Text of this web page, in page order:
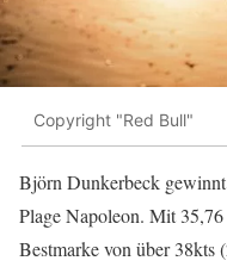
Copyright "Red Bull"
Björn Dunkerbeck
Plage Napoleon. Mit
Bestmarke von über 38kts